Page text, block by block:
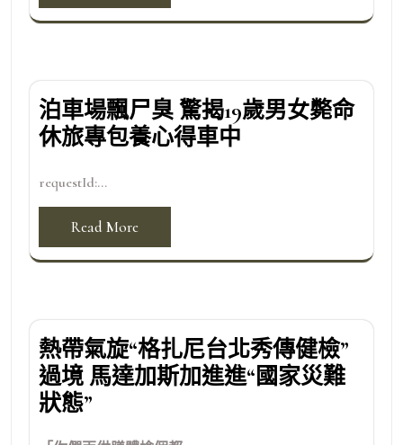
泊車場飄尸臭 驚揭19歲男女斃命
休旅專包養心得車中
requestId:...
Read More
熱帶氣旋“格扎尼台北秀傳健檢”
過境 馬達加斯加進進“國家災難
狀態”